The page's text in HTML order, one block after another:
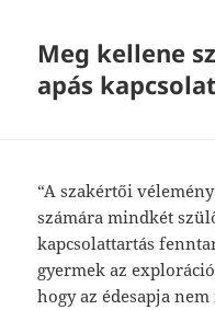
Meg kellene
apás
“A szakértői
számára mindkét
kapcsolattartás
gyermek az
hogy az édesapja